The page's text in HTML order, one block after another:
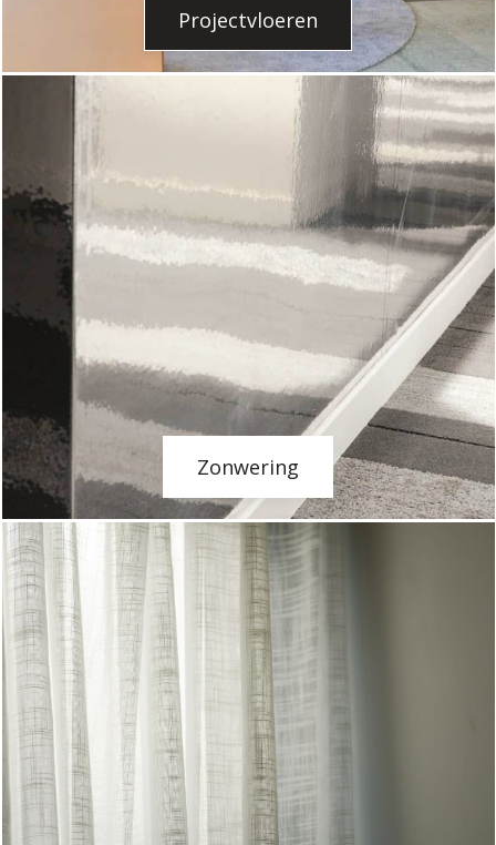
Projectvloeren
Zonwering